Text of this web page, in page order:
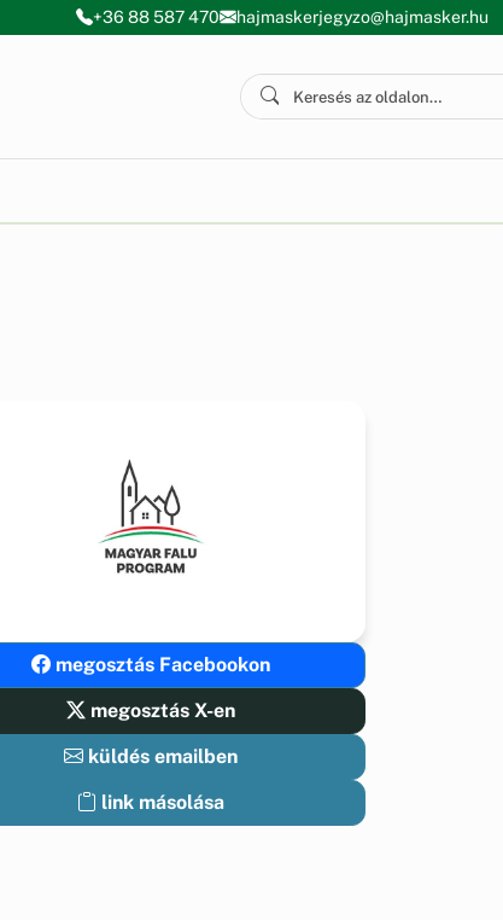
+36 88 587 470 hajmaskerjegyzo@hajmasker.hu
megosztás Facebookon
megosztás X-en
küldés emailben
link másolása